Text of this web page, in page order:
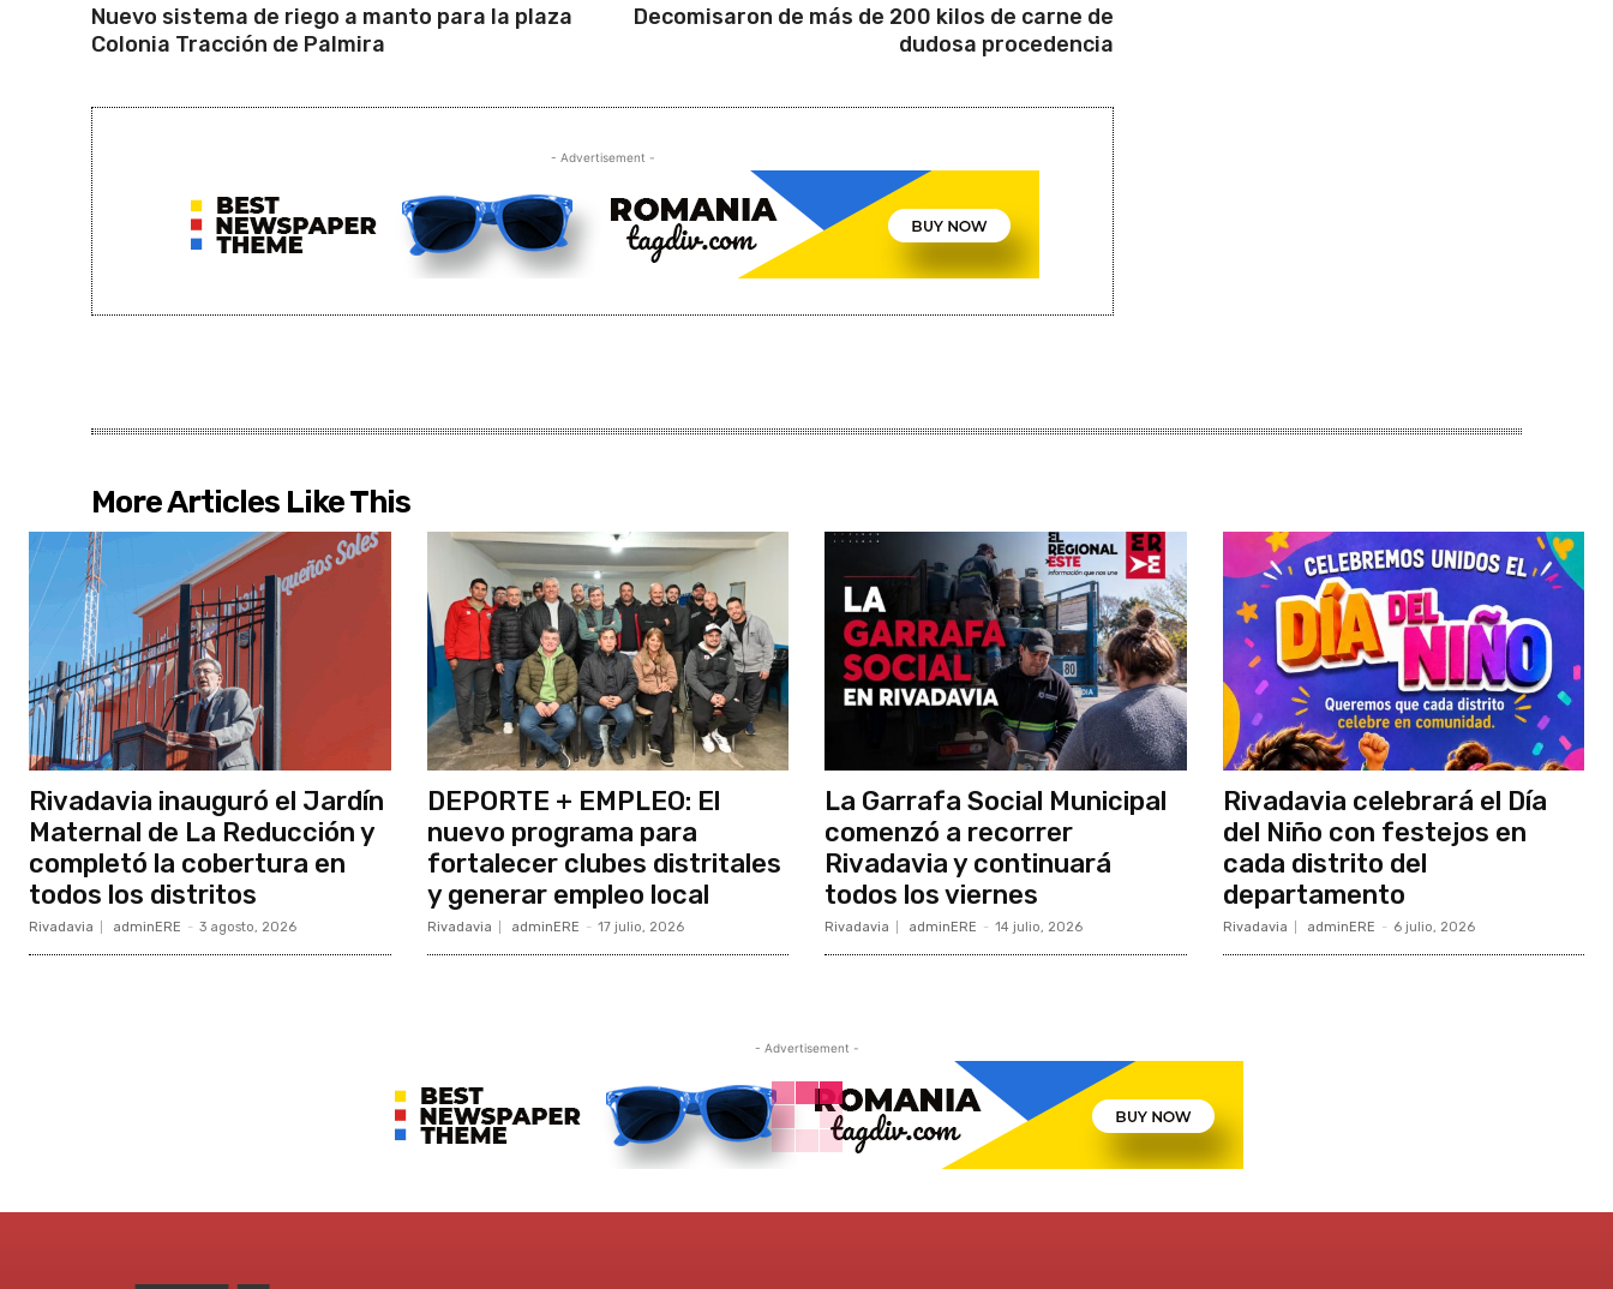
Nuevo sistema de riego a manto para la plaza
Colonia Tracción de Palmira
Decomisaron de más de 200 kilos de carne de
dudosa procedencia
- Advertisement -
More Articles Like This
Rivadavia inauguró el Jardín
Maternal de La Reducción y
completó la cobertura en
todos los distritos
Rivadavia adminERE - 3 agosto, 2026
DEPORTE + EMPLEO: El
nuevo programa para
fortalecer clubes distritales
y generar empleo local
Rivadavia adminERE - 17 julio, 2026
La Garrafa Social Municipal
comenzó a recorrer
Rivadavia y continuará
todos los viernes
Rivadavia adminERE - 14 julio, 2026
Rivadavia celebrará el Día
del Niño con festejos en
cada distrito del
departamento
Rivadavia adminERE - 6 julio, 2026
- Advertisement -